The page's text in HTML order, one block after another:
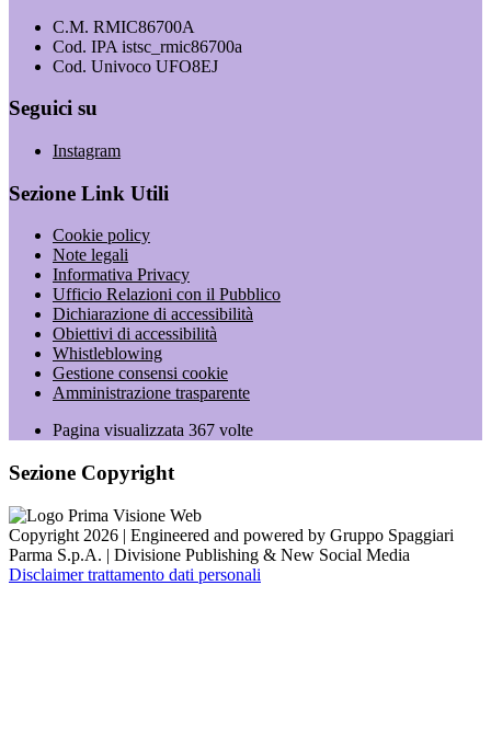
C.M. RMIC86700A
Cod. IPA istsc_rmic86700a
Cod. Univoco UFO8EJ
Seguici su
Instagram
Sezione Link Utili
Cookie policy
Note legali
Informativa Privacy
Ufficio Relazioni con il Pubblico
Dichiarazione di accessibilità
Obiettivi di accessibilità
Whistleblowing
Gestione consensi cookie
Amministrazione trasparente
Pagina visualizzata 367 volte
Sezione Copyright
Copyright 2026 | Engineered and powered by Gruppo Spaggiari
Parma S.p.A. | Divisione Publishing & New Social Media
Disclaimer trattamento dati personali